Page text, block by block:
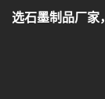
选石墨制品厂家